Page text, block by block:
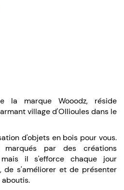
la marque Wooodz, réside
village d'Ollioules dans le
d'objets en bois pour vous.
par des créations
mais il s'efforce chaque jour
de s'améliorer et de présenter